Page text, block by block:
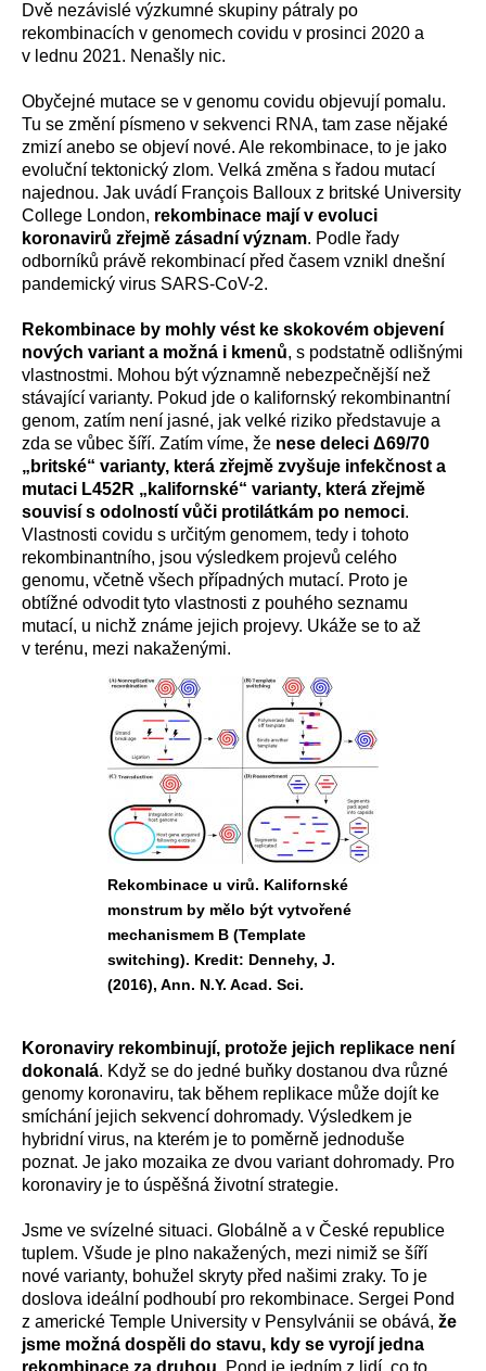
Dvě nezávislé výzkumné skupiny pátraly po
rekombinacích v genomech covidu v prosinci 2020 a
v lednu 2021. Nenašly nic.
Obyčejné mutace se v genomu covidu objevují pomalu.
Tu se změní písmeno v sekvenci RNA, tam zase nějaké
zmizí anebo se objeví nové. Ale rekombinace, to je jako
evoluční tektonický zlom. Velká změna s řadou mutací
najednou. Jak uvádí François Balloux z britské University
College London, rekombinace mají v evoluci
koronavirů zřejmě zásadní význam. Podle řady
odborníků právě rekombinací před časem vznikl dnešní
pandemický virus SARS-CoV-2.
Rekombinace by mohly vést ke skokovém objevení
nových variant a možná i kmenů, s podstatně odlišnými
vlastnostmi. Mohou být významně nebezpečnější než
stávající varianty. Pokud jde o kalifornský rekombinantní
genom, zatím není jasné, jak velké riziko představuje a
zda se vůbec šíří. Zatím víme, že nese deleci Δ69/70
„britské“ varianty, která zřejmě zvyšuje infekčnost a
mutaci L452R „kalifornské“ varianty, která zřejmě
souvisí s odolností vůči protilátkám po nemoci.
Vlastnosti covidu s určitým genomem, tedy i tohoto
rekombinantního, jsou výsledkem projevů celého
genomu, včetně všech případných mutací. Proto je
obtížné odvodit tyto vlastnosti z pouhého seznamu
mutací, u nichž známe jejich projevy. Ukáže se to až
v terénu, mezi nakaženými.
Rekombinace u virů. Kalifornské
monstrum by mělo být vytvořené
mechanismem B (Template
switching). Kredit: Dennehy, J.
(2016), Ann. N.Y. Acad. Sci.
Koronaviry rekombinují, protože jejich replikace není
dokonalá. Když se do jedné buňky dostanou dva různé
genomy koronaviru, tak během replikace může dojít ke
smíchání jejich sekvencí dohromady. Výsledkem je
hybridní virus, na kterém je to poměrně jednoduše
poznat. Je jako mozaika ze dvou variant dohromady. Pro
koronaviry je to úspěšná životní strategie.
Jsme ve svízelné situaci. Globálně a v České republice
tuplem. Všude je plno nakažených, mezi nimiž se šíří
nové varianty, bohužel skryty před našimi zraky. To je
doslova ideální podhoubí pro rekombinace. Sergei Pond
z americké Temple University v Pensylvánii se obává, že
jsme možná dospěli do stavu, kdy se vyrojí jedna
rekombinace za druhou . Pond je jedním z lidí, co to